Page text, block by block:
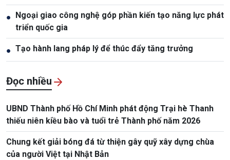
● Ngoại giao công nghệ góp phần kiến tạo năng lực phát
triển quốc gia
● Tạo hành lang pháp lý để thúc đẩy tăng trưởng
Đọc nhiều
UBND Thành phố Hồ Chí Minh phát động Trại hè Thanh
thiếu niên kiều bào và tuổi trẻ Thành phố năm 2026
Chung kết giải bóng đá từ thiện gây quỹ xây dựng chùa
của người Việt tại Nhật Bản